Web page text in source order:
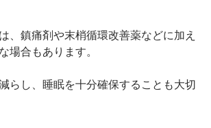
、鎮痛剤や末梢循環改善薬などに加え
場合もあります。
らし、睡眠を十分確保することも大切